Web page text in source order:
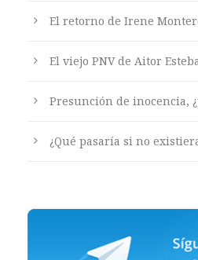
El retorno de Irene
El viejo PNV de Aitor
Presunción de inocencia,
¿Qué pasaría si no